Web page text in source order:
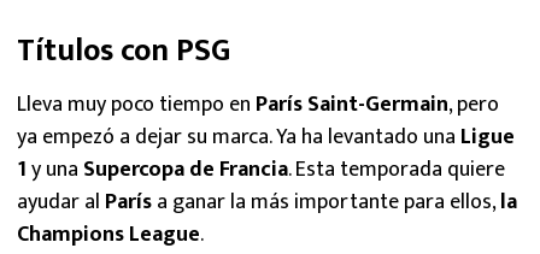
Títulos con PSG
Lleva muy poco tiempo en París Saint-Germain, pero
ya empezó a dejar su marca. Ya ha levantado una Ligue
1y una Supercopa de Francia. Esta temporada quiere
ayudar al Parísa ganar la más importante para ellos,la
Champions League.